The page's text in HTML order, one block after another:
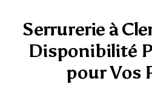
Serrurerie à
Disponibilité
pour Vos